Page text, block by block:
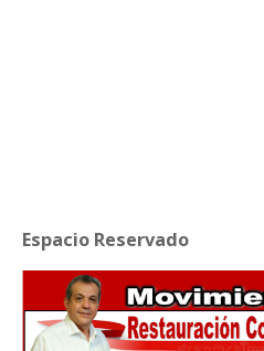
Espacio Reservado